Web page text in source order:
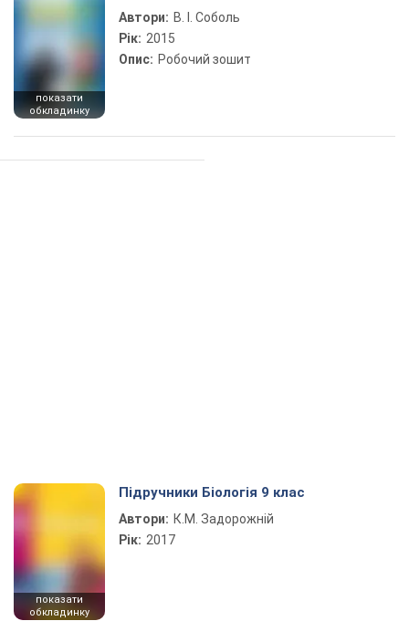
показати
обкладинку
Автори: В. І. Соболь
Рік: 2015
Опис: Робочий зошит
показати
обкладинку
Підручники Біологія 9 клас
Автори: К.М. Задорожній
Рік: 2017